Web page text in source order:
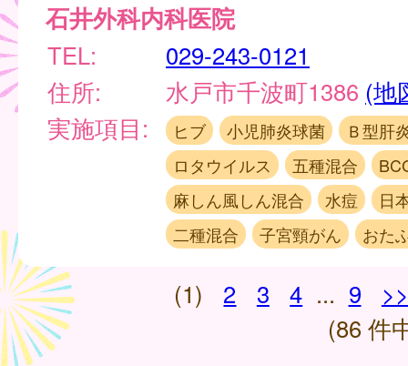
石井外科内科医院
TEL:
029-243-0121
住所:
水戸市千波町1386 (地
実施項目:
ヒブ 小児肺炎球菌
Ｂ型肝
ロタウイルス
五種混合
麻しん風しん混合
水痘
日
二種混合
子宮頸がん おた
(1) 2 3 4 ... 9
>>
(86 件